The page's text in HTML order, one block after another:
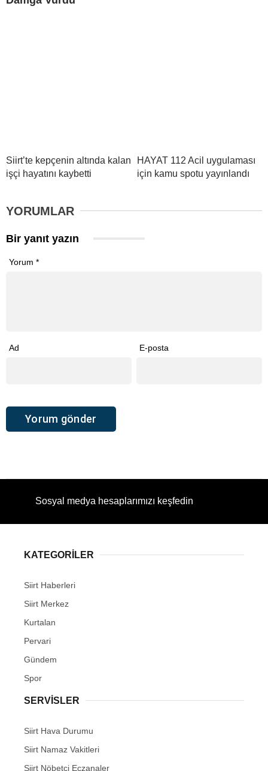
Siirt’te kepçenin altında kalan
işçi hayatını kaybetti
HAYAT 112 Acil uygulaması
için kamu spotu yayınlandı
YORUMLAR
Bir yanıt yazın
Yorum *
Ad E-posta
Sosyal medya hesaplarımızı keşfedin
KATEGORİLER
Siirt Haberleri
Siirt Merkez
Kurtalan
Pervari
Gündem
Spor
SERVİSLER
Siirt Hava Durumu
Siirt Namaz Vakitleri
Siirt Nöbetçi Eczanaler